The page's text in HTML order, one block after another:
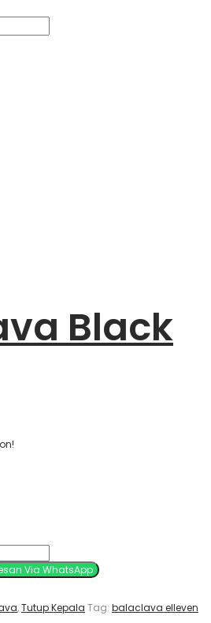
Black
Via WhatsApp
,Tutup Kepala Tag: balaclava elleven